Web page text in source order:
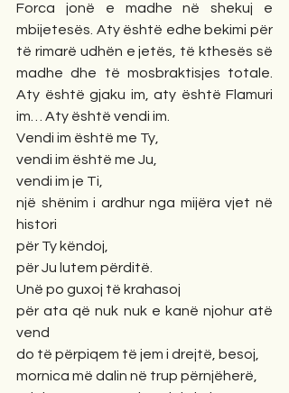
Forca jonë e madhe në shekuj e
mbijetesës. Aty është edhe bekimi për
të rimarë udhën e jetës, të kthesës së
madhe dhe të mosbraktisjes totale.
Aty është gjaku im, aty është Flamuri
im… Aty është vendi im.
Vendi im është me Ty,
vendi im është me Ju,
vendi im je Ti,
një shënim i ardhur nga mijëra vjet në
histori
për Ty këndoj,
për Ju lutem përditë.
Unë po guxoj të krahasoj
për ata që nuk nuk e kanë njohur atë
vend
do të përpiqem të jem i drejtë, besoj,
mornica më dalin në trup përnjëherë,